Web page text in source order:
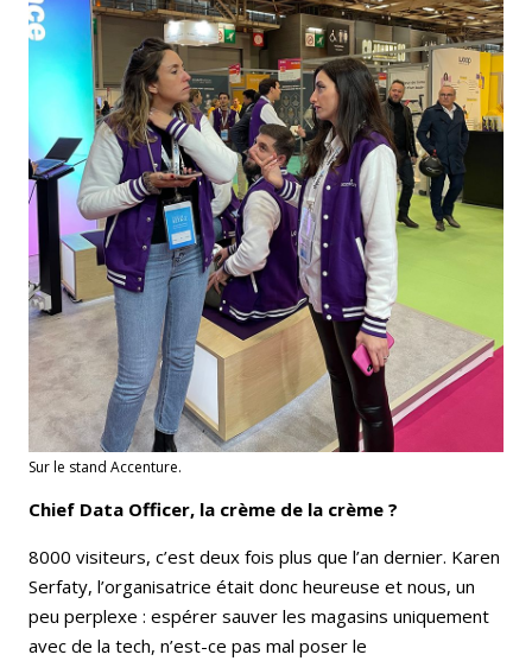
Sur le stand Accenture.
Chief Data Officer, la crème de la crème ?
8000 visiteurs, c’est deux fois plus que l’an dernier. Karen
Serfaty, l’organisatrice était donc heureuse et nous, un
peu perplexe : espérer sauver les magasins uniquement
avec de la tech, n’est-ce pas mal poser le